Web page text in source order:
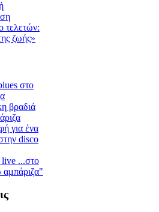
τελετών:
ζωής»
στο
βραδιά
για ένα
disco
live ...στο
αμπάριζα"